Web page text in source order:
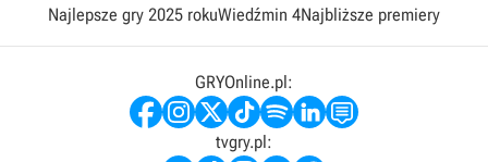
Najlepsze gry 2025 rokuWiedźmin 4Najbliższe premiery
GRYOnline.pl:
tvgry.pl: